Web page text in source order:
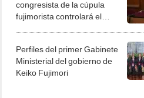
congresista de la cúpula
fujimorista controlará el
Perfiles del primer Gabinete
Ministerial del gobierno de
Keiko Fujimori